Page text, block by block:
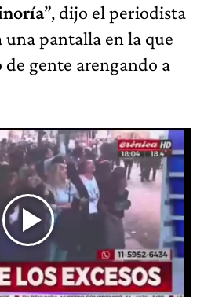
”, dijo el periodista
una pantalla en la que
de gente arengando a